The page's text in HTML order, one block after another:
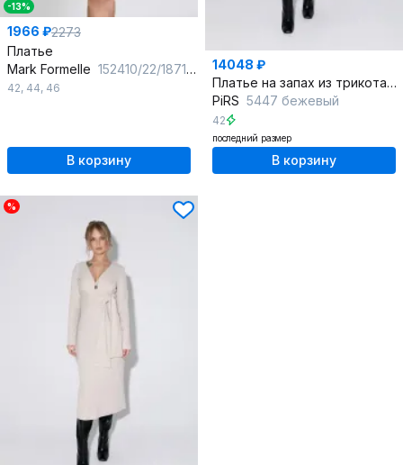
-13%
1966 ₽2273
Платье
Mark Formelle 152410/22/18715Ц-5 бежевый
42, 44, 46
В корзину
14048 ₽
Платье на запах из трикотажа-лапша с полуприлегающим силуэтом
PiRS 5447 бежевый
42
последний размер
В корзину
%